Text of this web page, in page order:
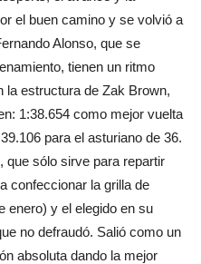
el buen camino y se volvió a
Alonso, que se
tienen un ritmo
la estructura de Zak Brown,
1:38.654 como mejor vuelta
para el asturiano de 36.
que sólo sirve para repartir
confeccionar la grilla de
enero) y el elegido en su
no defraudó. Salió como un
absoluta dando la mejor